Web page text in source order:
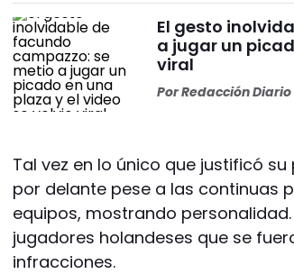
El gesto
a jugar un
viral
PorRedacción
Tal vez en lo único que justificó
por delante pese a las continuas
equipos, mostrando
jugadores holandeses que se
infracciones.